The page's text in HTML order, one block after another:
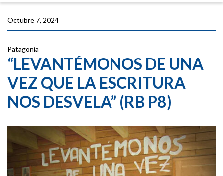
Octubre 7, 2024
Patagonia
“LEVANTÉMONOS DE UNA
VEZ QUE LA ESCRITURA
NOS DESVELA” (RB P8)